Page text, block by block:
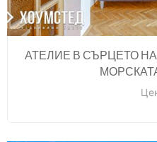
АТЕЛИЕ В СЪРЦЕТО НА